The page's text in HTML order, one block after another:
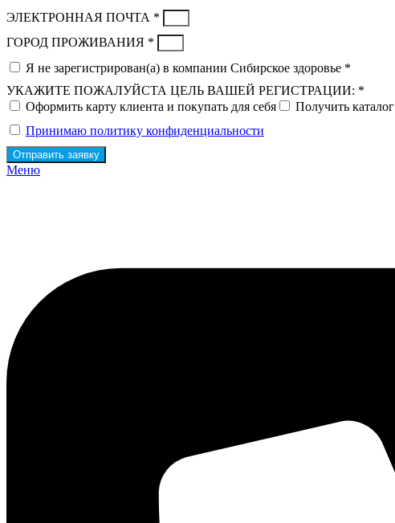
ЭЛЕКТРОННАЯ ПОЧТА *
ГОРОД ПРОЖИВАНИЯ *
Я не зарегистрирован(а) в компании Сибирское здоровье *
УКАЖИТЕ ПОЖАЛУЙСТА ЦЕЛЬ ВАШЕЙ РЕГИСТРАЦИИ: *
Оформить карту клиента и покупать для себя
Получить каталог
Принимаю политику конфиденциальности
Отправить заявку
Меню